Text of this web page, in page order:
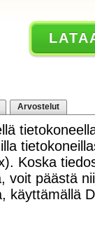
Arvostelut
Koska
voit päästä
käyttämällä